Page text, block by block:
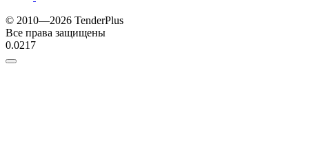
© 2010—2026 TenderPlus
Все права защищены
0.0217